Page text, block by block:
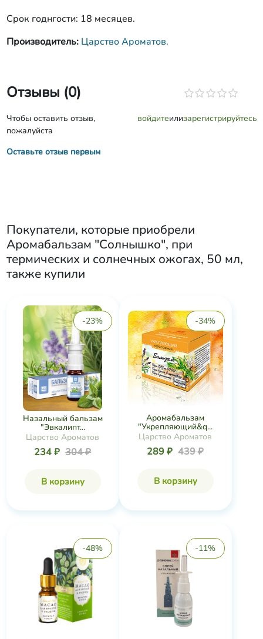
Срок годнгости: 18 месяцев.
Производитель: Царство Ароматов.
Отзывы (0)
Чтобы оставить отзыв,
пожалуйста
войдитеилизарегистрируйтесь
Оставьте отзыв первым
Покупатели, которые приобрели
Аромабальзам "Солнышко", при
термических и солнечных ожогах, 50 мл,
также купили
-23%
Назальный бальзам
"Эвкалипт...
Царство Ароматов
234 ₽ 304 ₽
В корзину
-34%
Аромабальзам
"Укрепляющий&q...
Царство Ароматов
289 ₽ 439 ₽
В корзину
-48% -11%